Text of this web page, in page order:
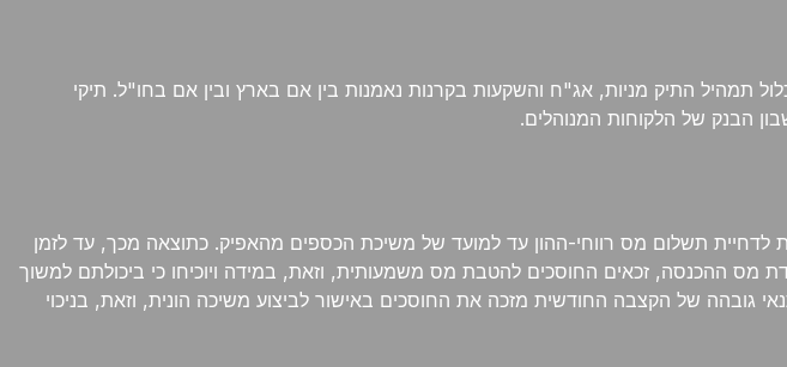
תמהיל התיק מניות, אג"ח והשקעות בקרנות נאמנות בין אם בארץ ובין אם בחו"ל. תיקי
הבנק של הלקוחות המנוהלים.
לדחיית תשלום מס רווחי-ההון עד למועד של משיכת הכספים מהאפיק. כתוצאה מכך, עד לזמן
החוסכים בהם ליהנות מהריבית דה ריבית שלהם. עפ"י התנאים המפורטים בתיקון 190 לפקודת מס ההכנסה, זכאים החוסכים להטבת מס משמעותית, וזאת, במידה ויוכיחו כי ביכולתם למשוך
על 4,500 ₪. במידה ולא, שיעור המס המוגדל יעמוד על 35%. עמידה בתנאי גובהה של הקצבה החודשית מזכה את החוסכים באישור לביצוע משיכה הונית, וזאת, בניכוי